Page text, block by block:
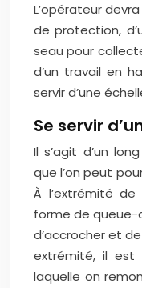
L’opérateur
de protection,
seau pour
d’un travail en
servir d’une
Se servir
Il s’agit d’un
que l’on peut
À l’extrémité
forme de
d’accrocher et
extrémité, il est
laquelle on